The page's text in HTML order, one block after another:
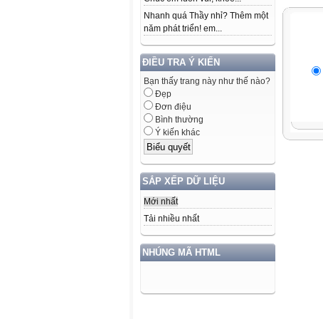
Nhanh quá Thầy nhỉ? Thêm một
năm phát triển! em...
ĐIỀU TRA Ý KIẾN
Bạn thấy trang này như thế nào?
Đẹp
Đơn điệu
Bình thường
Ý kiến khác
SẮP XẾP DỮ LIỆU
Mới nhất
Tải nhiều nhất
NHÚNG MÃ HTML